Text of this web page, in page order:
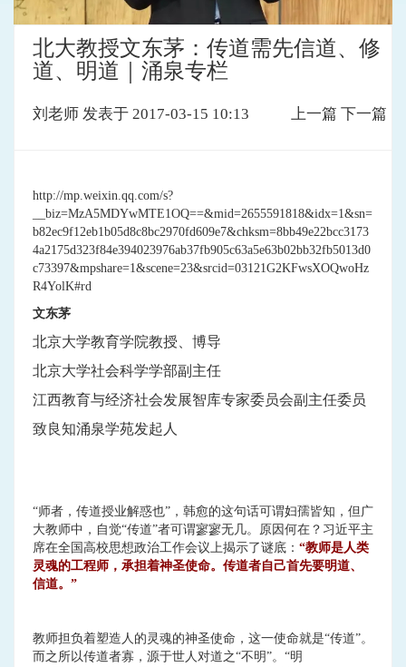
北大教授文东茅：传道需先信道、修
道、明道｜涌泉专栏
刘老师 发表于 2017-03-15 10:13 上一篇 下一篇
http://mp.weixin.qq.com/s?
__biz=MzA5MDYwMTE1OQ==&mid=2655591818&idx=1&sn=
b82ec9f12eb1b05d8c8bc2970fd609e7&chksm=8bb49e22bcc3173
4a2175d323f84e394023976ab37fb905c63a5e63b02bb32fb5013d0
c73397&mpshare=1&scene=23&srcid=03121G2KFwsXOQwoHz
R4YolK#rd
文东茅
北京大学教育学院教授、博导
北京大学社会科学学部副主任
江西教育与经济社会发展智库专家委员会副主任委员
致良知涌泉学苑发起人
“师者，传道授业解惑也”，韩愈的这句话可谓妇孺皆知，但广
大教师中，自觉“传道”者可谓寥寥无几。原因何在？习近平主
席在全国高校思想政治工作会议上揭示了谜底： “教师是人类
灵魂的工程师，承担着神圣使命。传道者自己首先要明道、
信道。”
教师担负着塑造人的灵魂的神圣使命，这一使命就是“传道”。
而之所以传道者寡，源于世人对道之“不明”。“明